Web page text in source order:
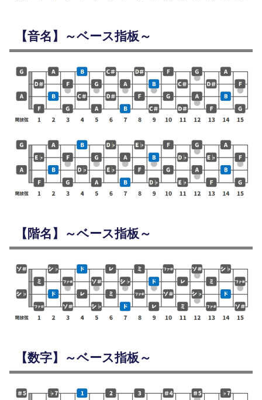
【音名】～ベース指板～
【階名】～ベース指板～
【数字】～ベース指板～